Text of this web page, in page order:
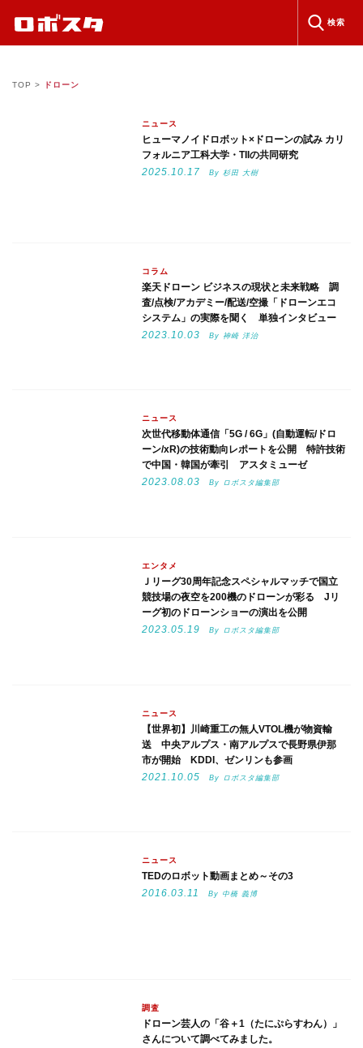
検索
TOP > ドローン
ニュース
ヒューマノイドロボット×ドローンの試み カリ
フォルニア工科大学・TIIの共同研究
2025.10.17
By 杉田 大樹
コラム
楽天ドローン ビジネスの現状と未来戦略 調
査/点検/アカデミー/配送/空撮「ドローンエコ
システム」の実際を聞く 単独インタビュー
2023.10.03
By 神崎 洋治
ニュース
次世代移動体通信「5G / 6G」(自動運転/ドロ
ーン/xR)の技術動向レポートを公開 特許技術
で中国・韓国が牽引 アスタミューゼ
2023.08.03
By ロボスタ編集部
エンタメ
Ｊリーグ30周年記念スペシャルマッチで国立
競技場の夜空を200機のドローンが彩る Jリ
ーグ初のドローンショーの演出を公開
2023.05.19
By ロボスタ編集部
ニュース
【世界初】川崎重工の無人VTOL機が物資輸
送 中央アルプス・南アルプスで長野県伊那
市が開始 KDDI、ゼンリンも参画
2021.10.05
By ロボスタ編集部
ニュース
TEDのロボット動画まとめ～その3
2016.03.11
By 中橋 義博
調査
ドローン芸人の「谷＋1（たにぷらすわん）」
さんについて調べてみました。